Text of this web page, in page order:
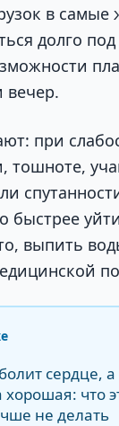
в самые
долго
вечер.
при
тошноте,
быстрее
выпить
сердце, а
что
не делать